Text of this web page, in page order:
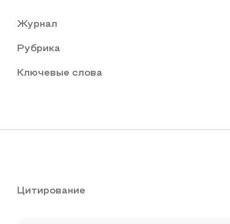
Журнал
Рубрика
Ключевые слова
Цитирование